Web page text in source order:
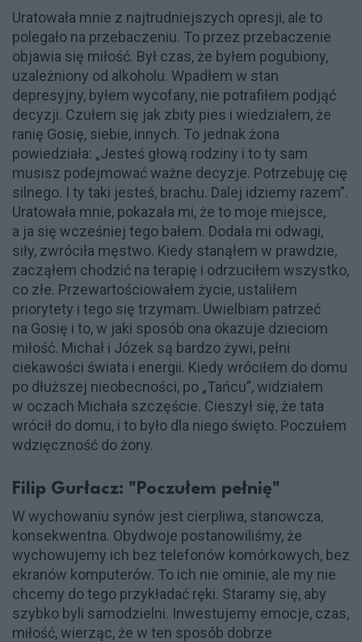
Uratowała mnie z najtrudniejszych opresji, ale to
polegało na przebaczeniu. To przez przebaczenie
objawia się miłość. Był czas, że byłem pogubiony,
uzależniony od alkoholu. Wpadłem w stan
depresyjny, byłem wycofany, nie potrafiłem podjąć
decyzji. Czułem się jak zbity pies i wiedziałem, że
ranię Gosię, siebie, innych. To jednak żona
powiedziała: „Jesteś głową rodziny i to ty sam
musisz podejmować ważne decyzje. Potrzebuję cię
silnego. I ty taki jesteś, brachu. Dalej idziemy razem”.
Uratowała mnie, pokazała mi, że to moje miejsce,
a ja się wcześniej tego bałem. Dodała mi odwagi,
siły, zwróciła męstwo. Kiedy stanąłem w prawdzie,
zacząłem chodzić na terapię i odrzuciłem wszystko,
co złe. Przewartościowałem życie, ustaliłem
priorytety i tego się trzymam. Uwielbiam patrzeć
na Gosię i to, w jaki sposób ona okazuje dzieciom
miłość. Michał i Józek są bardzo żywi, pełni
ciekawości świata i energii. Kiedy wróciłem do domu
po dłuższej nieobecności, po „Tańcu”, widziałem
w oczach Michała szczęście. Cieszył się, że tata
wrócił do domu, i to było dla niego święto. Poczułem
wdzięczność do żony.
Filip Gurłacz: "Poczułem pełnię"
W wychowaniu synów jest cierpliwa, stanowcza,
konsekwentna. Obydwoje postanowiliśmy, że
wychowujemy ich bez telefonów komórkowych, bez
ekranów komputerów. To ich nie ominie, ale my nie
chcemy do tego przykładać ręki. Staramy się, aby
szybko byli samodzielni. Inwestujemy emocje, czas,
miłość, wierząc, że w ten sposób dobrze